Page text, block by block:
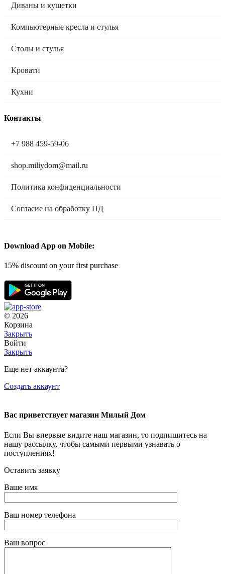
Диваны и кушетки
Компьютерные кресла и стулья
Столы и стулья
Кровати
Кухни
Контакты
+7 988 459-59-06
shop.miliydom@mail.ru
Политика конфиденциальности
Согласие на обработку ПД
Download App on Mobile:
15% discount on your first purchase
© 2026
Корзина
Закрыть
Войти
Закрыть
Еще нет аккаунта?
Создать аккаунт
Вас приветствует магазин Милый Дом
Если Вы впервые видите наш магазин, то подпишитесь на
нашу рассылку, чтобы самыми первыми узнавать о
поступлениях!
Оставить заявку
Ваше имя
Ваш номер телефона
Ваш вопрос